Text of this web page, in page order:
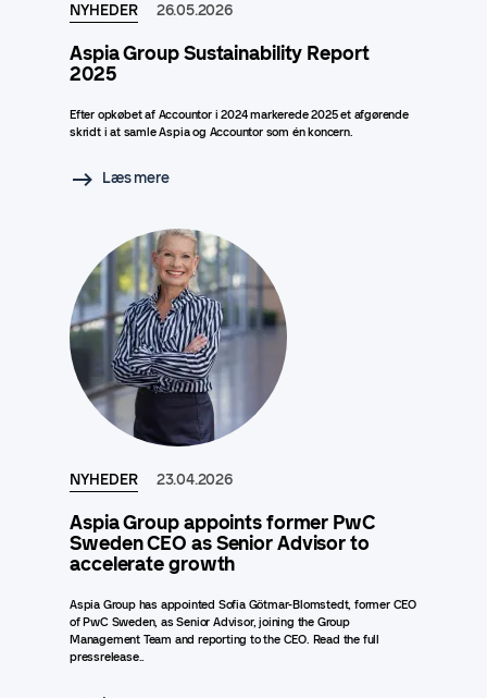
NYHEDER 26.05.2026
Aspia Group Sustainability Report
2025
Efter opkøbet af Accountor i 2024 markerede 2025 et afgørende
skridt i at samle Aspia og Accountor som én koncern.
Læs mere
NYHEDER 23.04.2026
Aspia Group appoints former PwC
Sweden CEO as Senior Advisor to
accelerate growth
Aspia Group has appointed Sofia Götmar-Blomstedt, former CEO
of PwC Sweden, as Senior Advisor, joining the Group
Management Team and reporting to the CEO. Read the full
pressrelease..